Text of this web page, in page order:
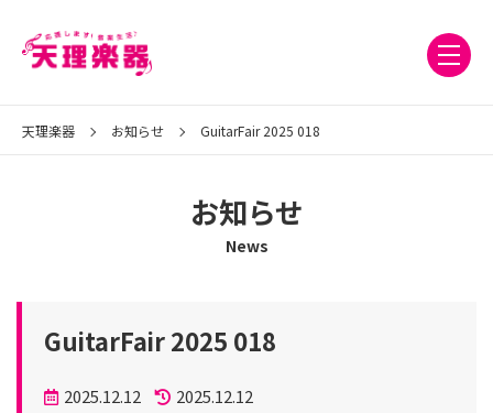
天理楽器 お知らせ GuitarFair 2025 018
お知らせ
News
GuitarFair 2025 018
投 2025.12.12
2025.12.12